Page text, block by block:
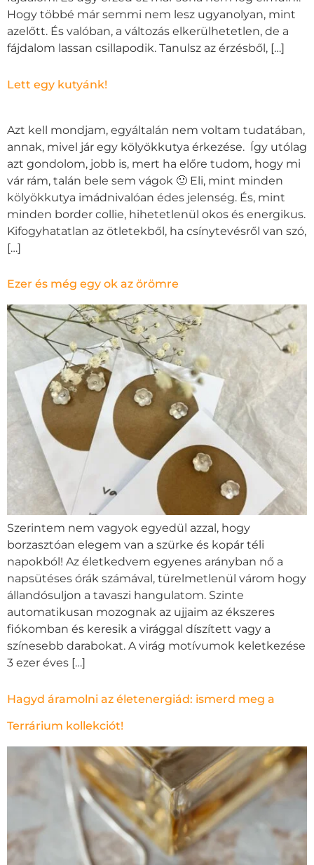
Hogy többé már semmi nem lesz ugyanolyan, mint
azelőtt. És valóban, a változás elkerülhetetlen, de a
fájdalom lassan csillapodik. Tanulsz az érzésből, […]
Lett egy kutyánk!
Azt kell mondjam, egyáltalán nem voltam tudatában,
annak, mivel jár egy kölyökkutya érkezése. Így utólag
azt gondolom, jobb is, mert ha előre tudom, hogy mi
vár rám, talán bele sem vágok 🙂 Eli, mint minden
kölyökkutya imádnivalóan édes jelenség. És, mint
minden border collie, hihetetlenül okos és energikus.
Kifogyhatatlan az ötletekből, ha csínytevésről van szó,
[…]
Ezer és még egy ok az örömre
Szerintem nem vagyok egyedül azzal, hogy
borzasztóan elegem van a szürke és kopár téli
napokból! Az életkedvem egyenes arányban nő a
napsütéses órák számával, türelmetlenül várom hogy
állandósuljon a tavaszi hangulatom. Szinte
automatikusan mozognak az ujjaim az ékszeres
fiókomban és keresik a virággal díszített vagy a
színesebb darabokat. A virág motívumok keletkezése
3 ezer éves […]
Hagyd áramolni az életenergiád: ismerd meg a
Terrárium kollekciót!